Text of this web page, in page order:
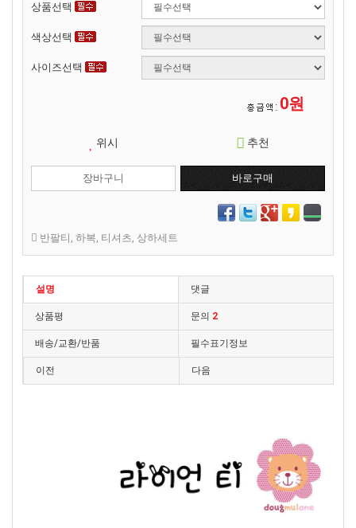
상품선택
색상선택
사이즈선택
0원
위시 추천
반팔티 하복 티셔츠 상하세트
설명 댓글
상품평 문의 2
배송/교환/반품 필수표기정보
다음
이전